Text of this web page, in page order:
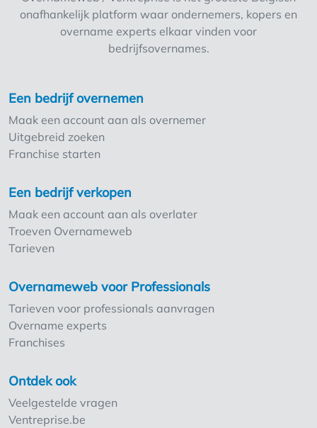
onafhankelijk platform waar ondernemers, kopers en
overname experts elkaar vinden voor
bedrijfsovernames.
Een bedrijf overnemen
Maak een account aan als overnemer
Uitgebreid zoeken
Franchise starten
Een bedrijf verkopen
Maak een account aan als overlater
Troeven Overnameweb
Tarieven
Overnameweb voor Professionals
Tarieven voor professionals aanvragen
Overname experts
Franchises
Ontdek ook
Veelgestelde vragen
Ventreprise.be